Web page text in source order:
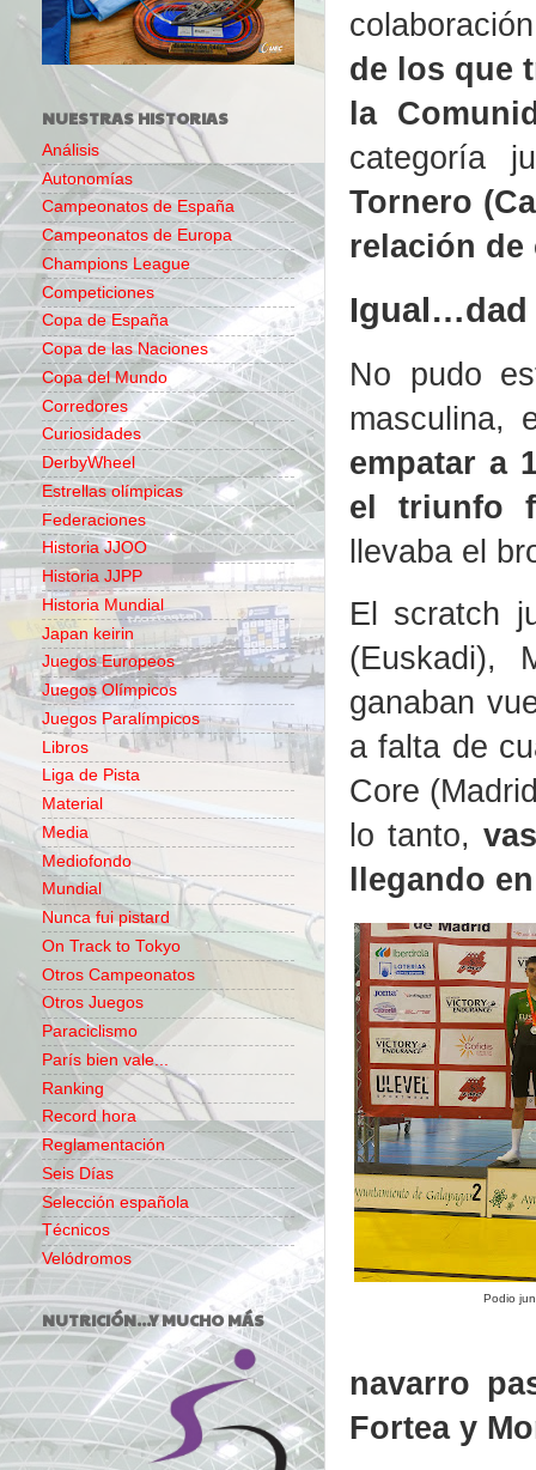
de los que
la
categoría
Tornero
relación de
Igual…dad
No pudo
masculina,
empatar a
el triunfo
llevaba el
El scratch
(Euskadi),
ganaban
a falta de
Core
lo tanto,
llegando
Podio
navarro
Fortea y
NUESTRAS HISTORIAS
Análisis
Autonomías
Campeonatos de España
Campeonatos de Europa
Champions League
Competiciones
Copa de España
Copa de las Naciones
Copa del Mundo
Corredores
Curiosidades
DerbyWheel
Estrellas olímpicas
Federaciones
Historia JJOO
Historia JJPP
Historia Mundial
Japan keirin
Juegos Europeos
Juegos Olímpicos
Juegos Paralímpicos
Libros
Liga de Pista
Material
Media
Mediofondo
Mundial
Nunca fui pistard
On Track to Tokyo
Otros Campeonatos
Otros Juegos
Paraciclismo
París bien vale...
Ranking
Record hora
Reglamentación
Seis Días
Selección española
Técnicos
Velódromos
NUTRICIÓN...Y MUCHO MÁS